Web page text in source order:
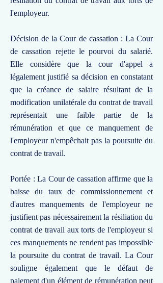
l'employeur.
Décision de la Cour de cassation : La Cour
de cassation rejette le pourvoi du salarié.
Elle considère que la cour d'appel a
légalement justifié sa décision en constatant
que la créance de salaire résultant de la
modification unilatérale du contrat de travail
représentait une faible partie de la
rémunération et que ce manquement de
l'employeur n'empêchait pas la poursuite du
contrat de travail.
Portée : La Cour de cassation affirme que la
baisse du taux de commissionnement et
d'autres manquements de l'employeur ne
justifient pas nécessairement la résiliation du
contrat de travail aux torts de l'employeur si
ces manquements ne rendent pas impossible
la poursuite du contrat de travail. La Cour
souligne également que le défaut de
paiement d'un élément de rémunération peut